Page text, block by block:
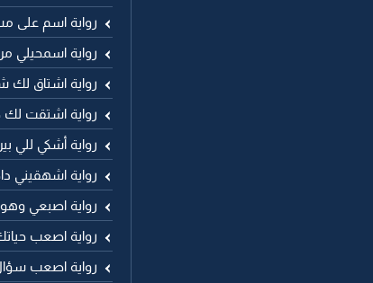
رواية اسم على
رواية اسمحيلي
رواية اشتاق لك
رواية اشتقت
رواية أشكي للي
رواية اشهقيني
رواية اصبعي
رواية اصعب
رواية اصعب